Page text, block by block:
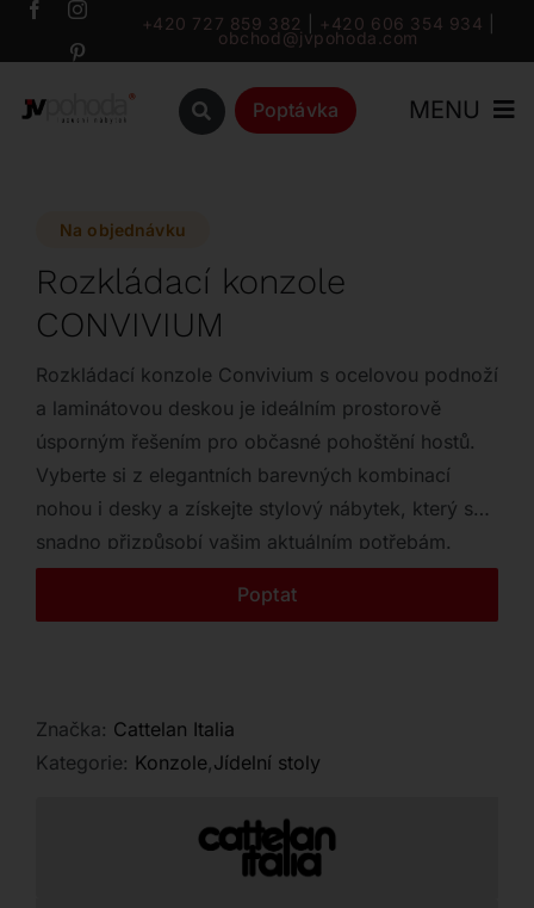
Přeskočit
+420 727 859 382 +420 606 354 934
obchod@jvpohoda.com
Poptávka MENU
Značky
Outlet
Kontakt
Na objednávku
Rozkládací konzole
CONVIVIUM
Rozkládací konzole Convivium s ocelovou podnoží
a laminátovou deskou je ideálním prostorově
úsporným řešením pro občasné pohoštění hostů.
Vyberte si z elegantních barevných kombinací
nohou i desky a získejte stylový nábytek, který se
snadno přizpůsobí vašim aktuálním potřebám.
Poptat
Značka: Cattelan Italia
Kategorie: Konzole,Jídelní stoly